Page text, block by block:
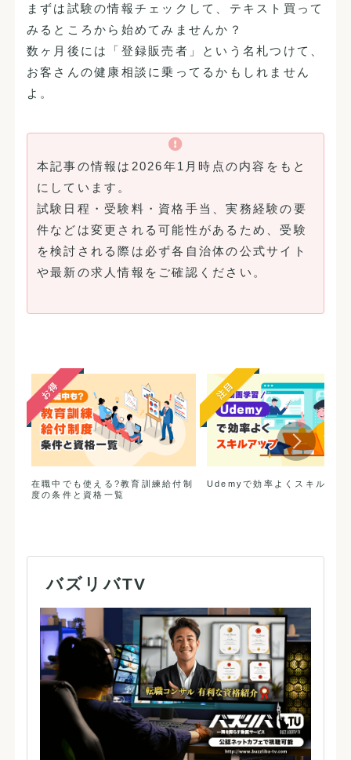
まずは試験の情報チェックして、テキスト買って
みるところから始めてみませんか？
数ヶ月後には「登録販売者」という名札つけて、
お客さんの健康相談に乗ってるかもしれません
よ。
本記事の情報は2026年1月時点の内容をもと
にしています。
試験日程・受験料・資格手当、実務経験の要
件などは変更される可能性があるため、受験
を検討される際は必ず各自治体の公式サイト
や最新の求人情報をご確認ください。
お得
在職中でも使える?教育訓練給付制
度の条件と資格一覧
注目
Udemyで効率よくスキルアッ
バズリバTV